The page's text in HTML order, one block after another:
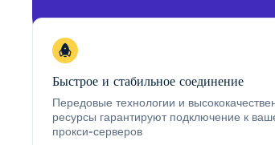
Быстрое и стабильное соединение
Передовые технологии и
ресурсы гарантируют подключение к
прокси-серверов